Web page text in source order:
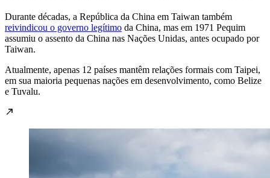
Durante décadas, a República da China em Taiwan também
reivindicou o governo legítimo da China, mas em 1971 Pequim
assumiu o assento da China nas Nações Unidas, antes ocupado por
Taiwan.
Atualmente, apenas 12 países mantêm relações formais com Taipei,
em sua maioria pequenas nações em desenvolvimento, como Belize
e Tuvalu.